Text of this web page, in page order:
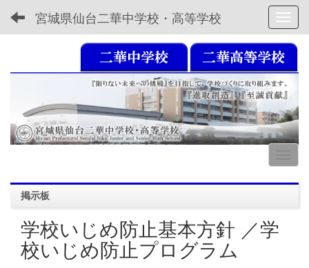
宮城県仙台二華中学校・高等学校
掲示板
学校いじめ防止基本方針 ／学
校いじめ防止プログラム